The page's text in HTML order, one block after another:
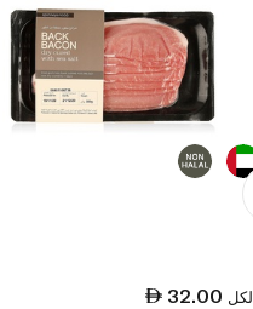
32.00 لكل